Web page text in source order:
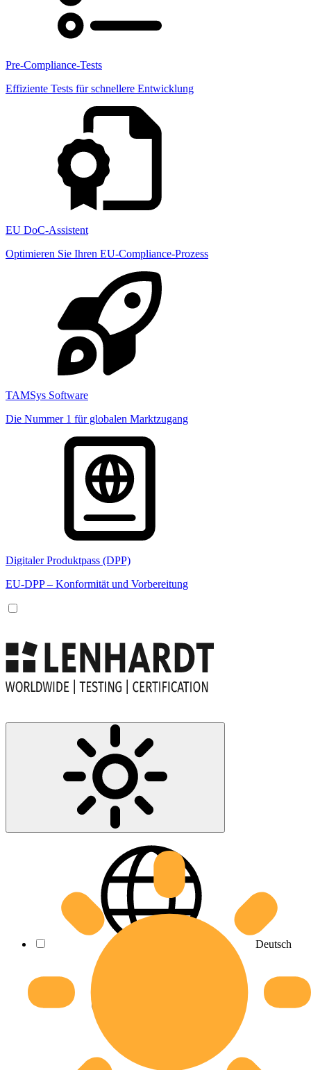
Pre-Compliance-Tests
Effiziente Tests für schnellere Entwicklung
EU DoC-Assistent
Optimieren Sie Ihren EU-Compliance-Prozess
TAMSys Software
Die Nummer 1 für globalen Marktzugang
Digitaler Produktpass (DPP)
EU-DPP – Konformität und Vorbereitung
Deutsch